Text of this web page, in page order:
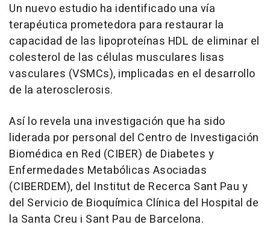
Un nuevo estudio ha identificado una vía
terapéutica prometedora para restaurar la
capacidad de las lipoproteínas HDL de eliminar el
colesterol de las células musculares lisas
vasculares (VSMCs), implicadas en el desarrollo
de la aterosclerosis.
Así lo revela una investigación que ha sido
liderada por personal del Centro de Investigación
Biomédica en Red (CIBER) de Diabetes y
Enfermedades Metabólicas Asociadas
(CIBERDEM), del Institut de Recerca Sant Pau y
del Servicio de Bioquímica Clínica del Hospital de
la Santa Creu i Sant Pau de Barcelona.